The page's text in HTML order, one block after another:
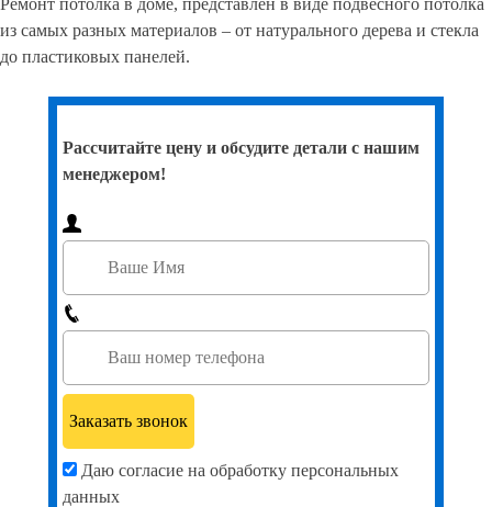
Ремонт потолка в доме, представлен в виде подвесного потолка
из самых разных материалов – от натурального дерева и стекла
до пластиковых панелей.
Рассчитайте цену и обсудите детали с нашим
менеджером!
Даю согласие на обработку персональных
данных